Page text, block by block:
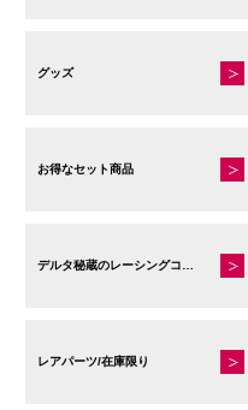
グッズ
お得なセット商品
レアパーツ/在庫限り